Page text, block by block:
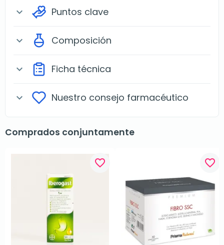
expand_more Puntos clave
expand_more Composición
expand_more Ficha técnica
expand_more Nuestro consejo farmacéutico
Comprados conjuntamente
favorite_border favorite_border